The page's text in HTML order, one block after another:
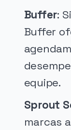
Buffer:
Buffer
equipe.
Sprout
marcas a